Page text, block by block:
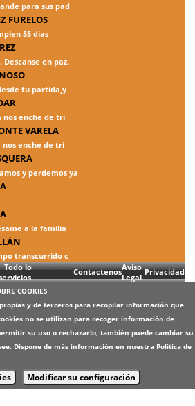
para sus pad
FURELOS
55 días
en paz.
tu partida,y
nos enche de tri
VARELA
enche de tri
y perdemos ya
a la familia
transcurrido c
Todo lo
ContactenosAviso
Legal
Privacidad
COOKIES
y de terceros para recopilar información que
no se utilizan para recoger información de
su uso o rechazarlo, también puede cambiar su
Dispone de más información en nuestra Política de